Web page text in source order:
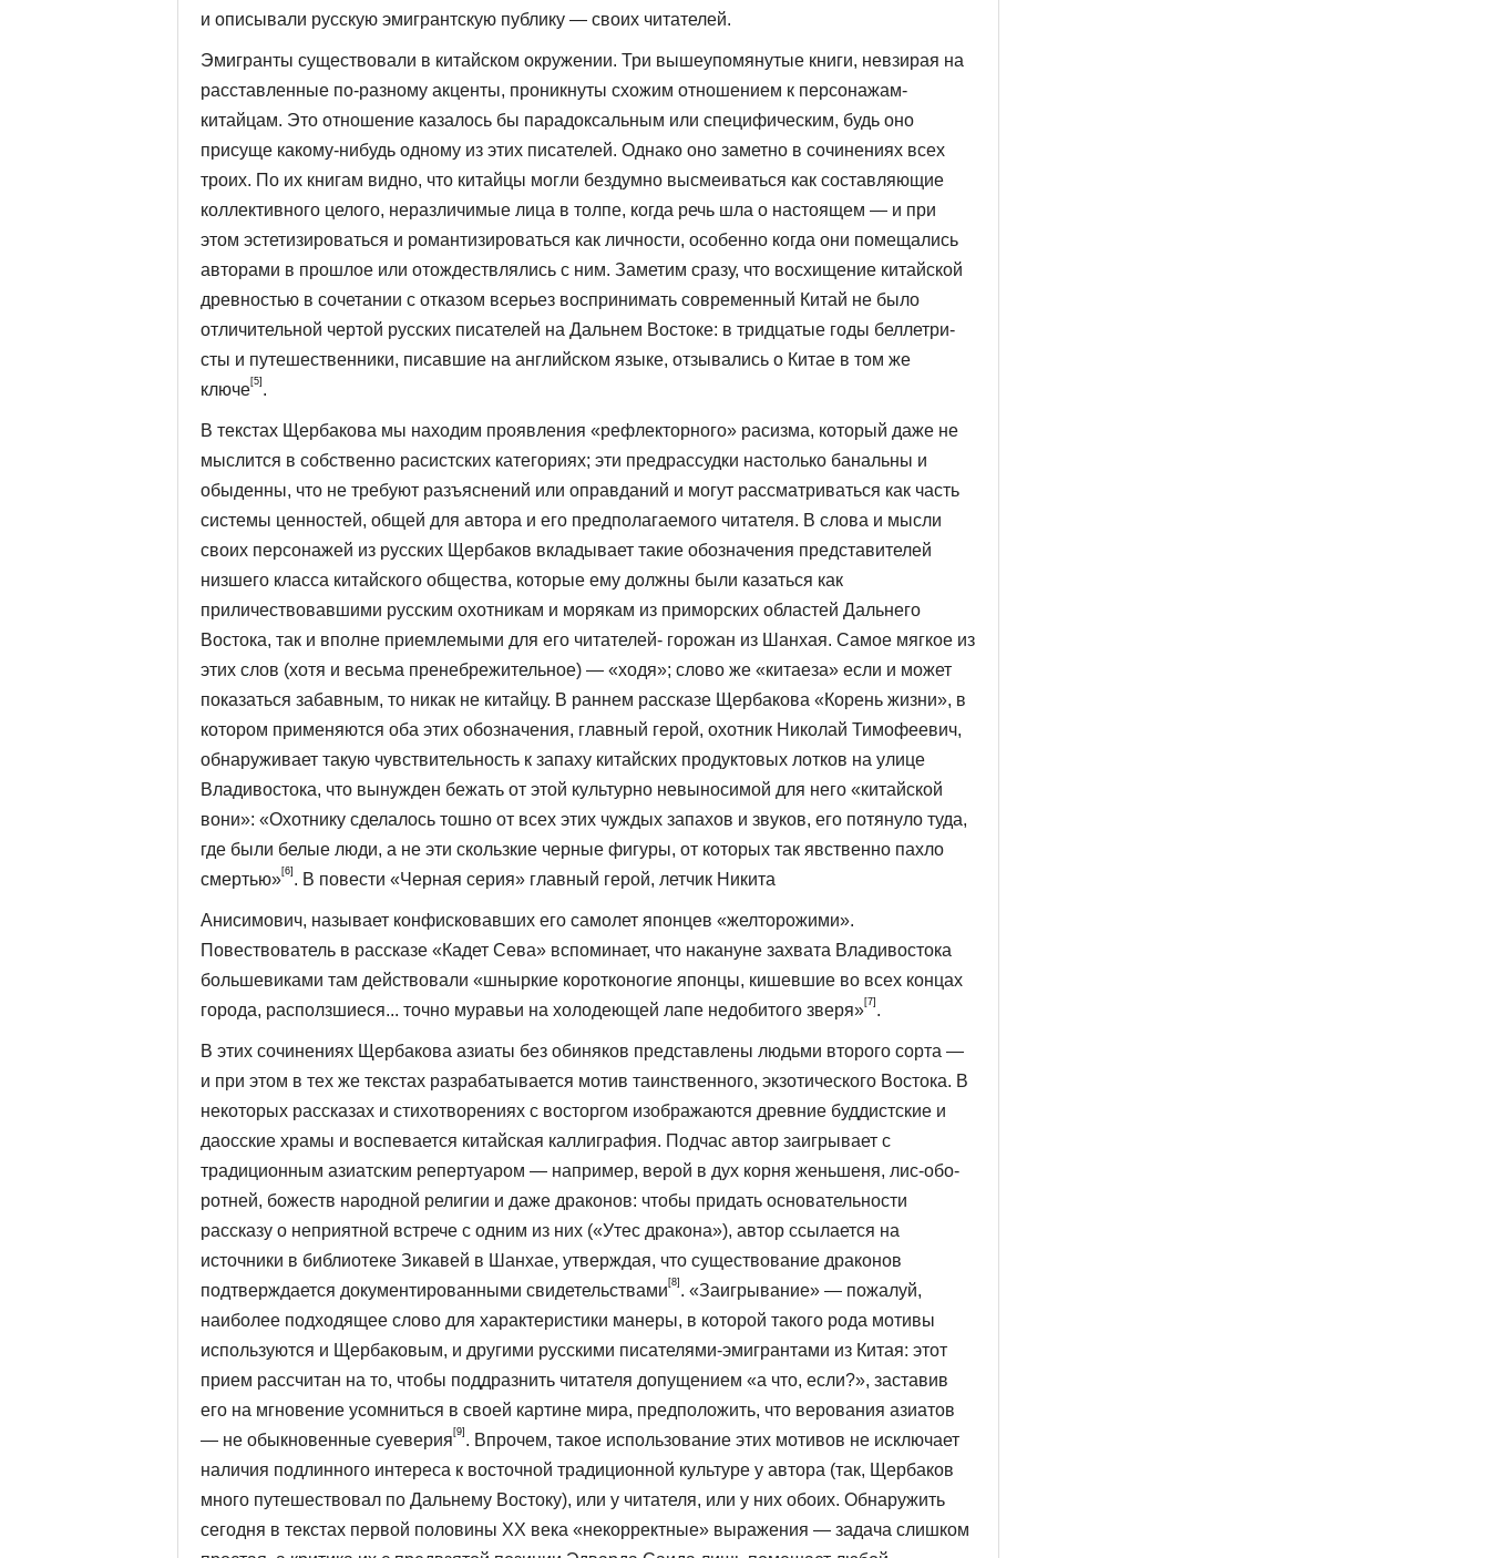
и описывали русскую эмигрантскую публику — своих читателей.
Эмигранты существовали в китайском окружении. Три вышеупомянутые книги, невзирая на
расставленные по-разному акценты, проникнуты схожим отношением к персонажам-
китайцам. Это отношение казалось бы парадок­сальным или специфическим, будь оно
присуще какому-нибудь одному из этих писателей. Однако оно заметно в сочинениях всех
троих. По их книгам видно, что китайцы могли бездумно высмеиваться как составляющие
кол­лективного целого, неразличимые лица в толпе, когда речь шла о настоя­щем — и при
этом эстетизироваться и романтизироваться как личности, особенно когда они помещались
авторами в прошлое или отождествлялись с ним. Заметим сразу, что восхищение китайской
древностью в сочетании с отказом всерьез воспринимать современный Китай не было
отличительной чертой русских писателей на Дальнем Востоке: в тридцатые годы беллетри­
сты и путешественники, писавшие на английском языке, отзывались о Китае в том же
ключе[5] .
В текстах Щербакова мы находим проявления «рефлекторного» расизма, который даже не
мыслится в собственно расистских категориях; эти предрас­судки настолько банальны и
обыденны, что не требуют разъяснений или оправданий и могут рассматриваться как часть
системы ценностей, общей для автора и его предполагаемого читателя. В слова и мысли
своих персона­жей из русских Щербаков вкладывает такие обозначения представителей
низшего класса китайского общества, которые ему должны были казаться как
приличествовавшими русским охотникам и морякам из приморских областей Дальнего
Востока, так и вполне приемлемыми для его читателей- горожан из Шанхая. Самое мягкое из
этих слов (хотя и весьма пренебре­жительное) — «ходя»; слово же «китаеза» если и может
показаться забав­ным, то никак не китайцу. В раннем рассказе Щербакова «Корень жизни», в
котором применяются оба этих обозначения, главный герой, охотник Ни­колай Тимофеевич,
обнаруживает такую чувствительность к запаху китай­ских продуктовых лотков на улице
Владивостока, что вынужден бежать от этой культурно невыносимой для него «китайской
вони»: «Охотнику сдела­лось тошно от всех этих чуждых запахов и звуков, его потянуло туда,
где были белые люди, а не эти скользкие черные фигуры, от которых так явственно пахло
смертью»[6] . В повести «Черная серия» главный герой, летчик Никита
Анисимович, называет конфисковавших его самолет японцев «желторожими».
Повествователь в рассказе «Кадет Сева» вспоминает, что накануне за­хвата Владивостока
большевиками там действовали «шныркие коротконогие японцы, кишевшие во всех концах
города, расползшиеся... точно муравьи на холодеющей лапе недобитого зверя»[7] .
В этих сочинениях Щербакова азиаты без обиняков представлены людьми второго сорта —
и при этом в тех же текстах разрабатывается мотив таин­ственного, экзотического Востока. В
некоторых рассказах и стихотворениях с восторгом изображаются древние буддистские и
даосские храмы и воспе­вается китайская каллиграфия. Подчас автор заигрывает с
традиционным азиатским репертуаром — например, верой в дух корня женьшеня, лис-обо­
ротней, божеств народной религии и даже драконов: чтобы придать основа­тельности
рассказу о неприятной встрече с одним из них («Утес дракона»), автор ссылается на
источники в библиотеке Зикавей в Шанхае, утверждая, что существование драконов
подтверждается документированными свидетельствами [8] . «Заигрывание» — пожалуй,
наиболее подходящее слово для ха­рактеристики манеры, в которой такого рода мотивы
используются и Щер­баковым, и другими русскими писателями-эмигрантами из Китая: этот
прием рассчитан на то, чтобы поддразнить читателя допущением «а что, если?», за­ставив
его на мгновение усомниться в своей картине мира, предположить, что верования азиатов
— не обыкновенные суеверия [9] . Впрочем, такое исполь­зование этих мотивов не исключает
наличия подлинного интереса к восточ­ной традиционной культуре у автора (так, Щербаков
много путешествовал по Дальнему Востоку), или у читателя, или у них обоих. Обнаружить
сегодня в текстах первой половины ХХ века «некорректные» выражения — задача слишком